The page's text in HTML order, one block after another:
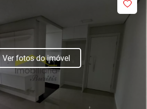
Ver fotos do imóvel